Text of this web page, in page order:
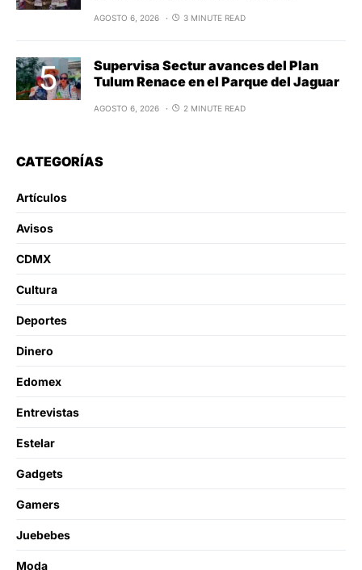
AGOSTO 6, 2026 3 MINUTE READ
Supervisa Sectur avances del Plan
Tulum Renace en el Parque del Jaguar
AGOSTO 6, 2026 2 MINUTE READ
CATEGORÍAS
Artículos
Avisos
CDMX
Cultura
Deportes
Dinero
Edomex
Entrevistas
Estelar
Gadgets
Gamers
Juebebes
Moda